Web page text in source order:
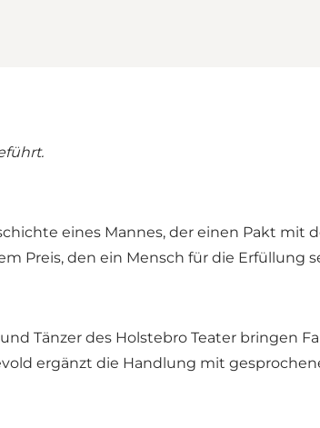
eines Mannes, der einen Pakt mit
Preis, den ein Mensch für die Erfüllung
Tänzer des Holstebro Teater bringen
ergänzt die Handlung mit